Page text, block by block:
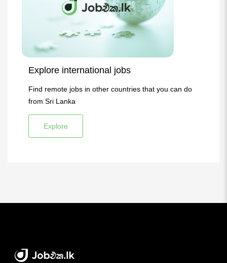
Explore international jobs
Find remote jobs in other countries that you can do
from Sri Lanka
Explore